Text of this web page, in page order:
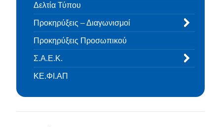
Δελτία Τύπου
Προκηρύξεις – Διαγωνισμοί
Προκηρύξεις Προσωπικού
Σ.Α.Ε.Κ.
ΚΕ.ΦΙ.ΑΠ